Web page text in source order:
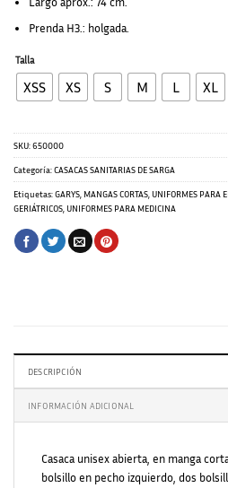
Prenda H3.: holgada.
Talla
XSS XS S M L XL
SKU:650000
Categoría:CASACAS SANITARIAS DE SARGA
Etiquetas:GARYS MANGAS CORTAS UNIFORMES PARA
GERIÁTRICOS UNIFORMES PARA MEDICINA
DESCRIPCIÓN
INFORMACIÓN ADICIONAL
Casaca unisex abierta, en manga
bolsillo en pecho izquierdo, dos